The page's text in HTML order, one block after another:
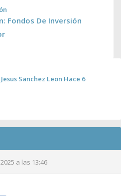
Fondos De Inversión
Jesus Sanchez Leon Hace 6
a las 13:46